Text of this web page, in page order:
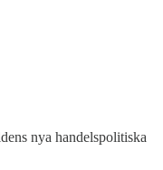
nya handelspolitiska